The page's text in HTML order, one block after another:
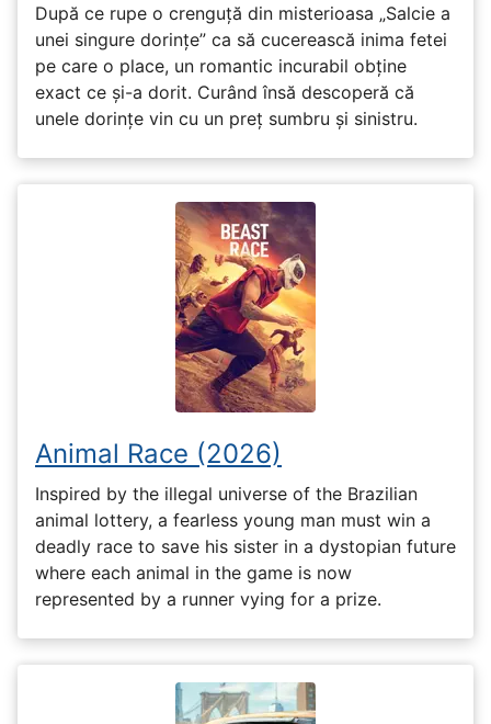
După ce rupe o crenguță din misterioasa „Salcie a
unei singure dorințe” ca să cucerească inima fetei
pe care o place, un romantic incurabil obține
exact ce și-a dorit. Curând însă descoperă că
unele dorințe vin cu un preț sumbru și sinistru.
Animal Race (2026)
Inspired by the illegal universe of the Brazilian
animal lottery, a fearless young man must win a
deadly race to save his sister in a dystopian future
where each animal in the game is now
represented by a runner vying for a prize.